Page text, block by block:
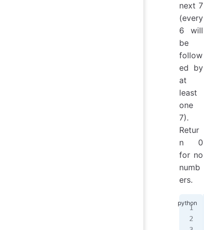
next 7
(every
6 will
be
follow
ed by
at
least
one
7).
Retur
n 0
for no
numb
ers.